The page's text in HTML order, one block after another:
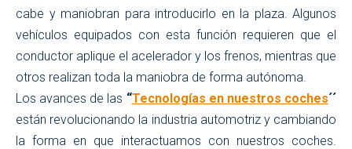
cabe y maniobran para introducirlo en la plaza. Algunos
vehículos equipados con esta función requieren que el
conductor aplique el acelerador y los frenos, mientras que
otros realizan toda la maniobra de forma autónoma.
Los avances de las “Tecnologías en nuestros coches´´
están revolucionando la industria automotriz y cambiando
la forma en que interactuamos con nuestros coches.